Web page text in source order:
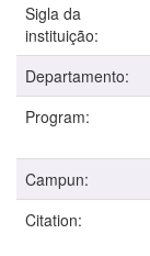
Sigla da
instituição:
Departamento:
Program:
Campun:
Citation: